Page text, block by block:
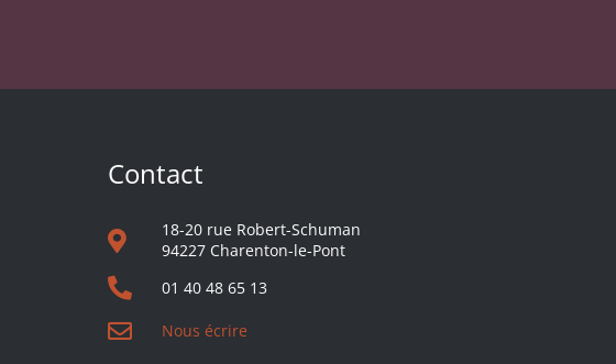
Contact
18-20 rue Robert-Schuman
94227 Charenton-le-Pont
01 40 48 65 13
Nous écrire